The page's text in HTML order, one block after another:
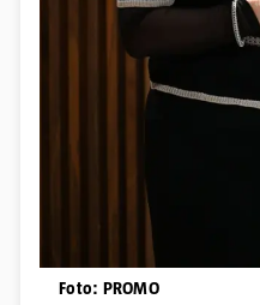
Foto: PROMO